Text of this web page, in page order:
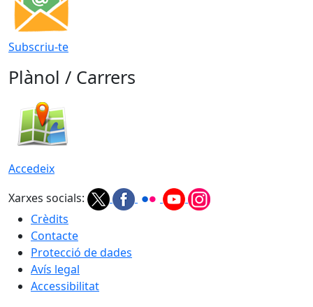
Subscriu-te
Plànol / Carrers
Accedeix
Xarxes socials:
Crèdits
Contacte
Protecció de dades
Avís legal
Accessibilitat